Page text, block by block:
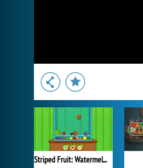
Striped Fruit: Watermelon Land